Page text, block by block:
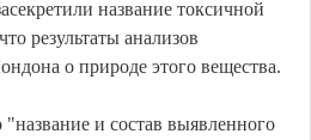
название токсичной
результаты анализов
о природе этого вещества.
и состав выявленного